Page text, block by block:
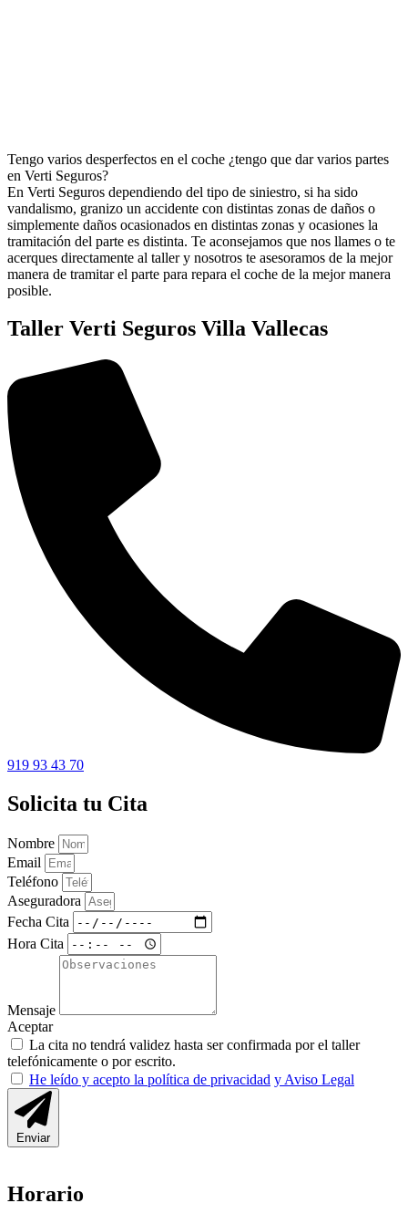
Tengo varios desperfectos en el coche ¿tengo que dar varios partes
en Verti Seguros?
En Verti Seguros dependiendo del tipo de siniestro, si ha sido
vandalismo, granizo un accidente con distintas zonas de daños o
simplemente daños ocasionados en distintas zonas y ocasiones la
tramitación del parte es distinta. Te aconsejamos que nos llames o te
acerques directamente al taller y nosotros te asesoramos de la mejor
manera de tramitar el parte para repara el coche de la mejor manera
posible.
Taller Verti Seguros Villa Vallecas
919 93 43 70
Solicita tu Cita
Nombre
Email
Teléfono
Aseguradora
Fecha Cita
Hora Cita
Mensaje
Aceptar
La cita no tendrá validez hasta ser confirmada por el taller
telefónicamente o por escrito.
He leído y acepto la política de privacidad y Aviso Legal
Enviar
Horario